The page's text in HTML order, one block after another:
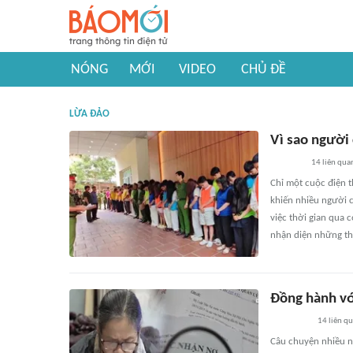
NÓNG MỚI VIDEO CHỦ ĐỀ
LỪA ĐẢO
Vì sao người
14liên
Chỉ một cuộc điện
khiến nhiều người
việc thời gian qua
nhận diện những
Đồng hành
14 liên
Câu chuyện nhiều